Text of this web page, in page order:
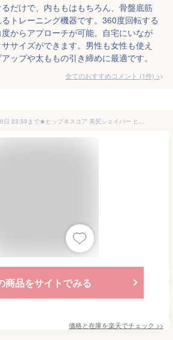
だけで、内ももはもちろん、骨盤底筋
トレーニング機器です。360度回転する
からアプローチが可能。自宅にいなが
サイズができます。男性も女性も使え
ップや太ももの引き締めに最適です。
全てのおすすめコメント (1件) >
★期間限定セール 10日 23:59まで★ヒップネスコア 美尻シェイパー ヒップトレーナー 骨盤底筋 内転筋トレーニング 美尻 クッション 美尻ショーツ ヒップアップ 美脚 骨盤矯正 骨盤 ガードル ショーツ [※]
商品をサイトでみる
価格と在庫を楽天でチェック >>